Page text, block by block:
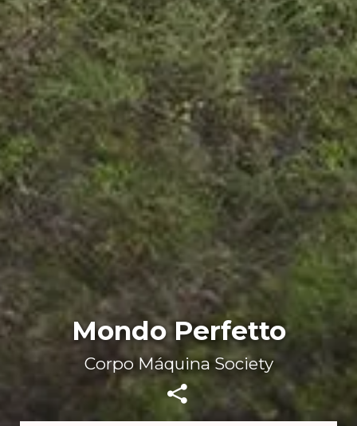
Mondo Perfetto
Corpo Máquina Society